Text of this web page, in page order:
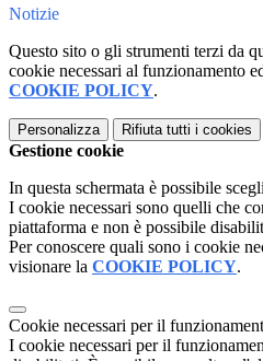
Notizie
Questo sito o gli strumenti terzi da
cookie necessari al funzionamento
COOKIE POLICY.
Personalizza Rifiuta tutti i cookies
Gestione cookie
In questa schermata è possibile
I cookie necessari sono quelli che
piattaforma e non è possibile
Per conoscere quali sono i cookie
visionare la COOKIE POLICY.
Cookie necessari per il
I cookie necessari per il